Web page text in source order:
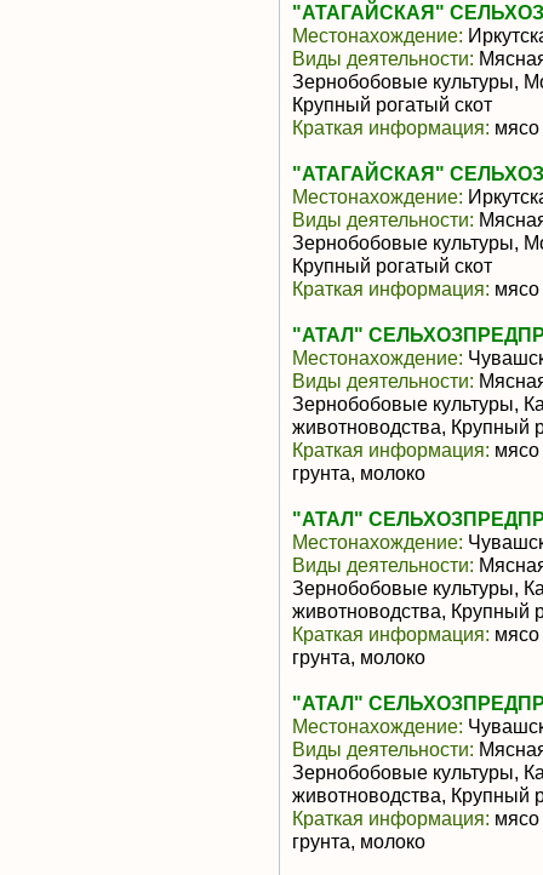
"АТАГАЙСКАЯ"
Местонахождение:
Виды деятельности:
Зернобобовые культуры,
Крупный рогатый скот
Краткая информация: мясо
"АТАГАЙСКАЯ"
Местонахождение:
Виды деятельности:
Зернобобовые культуры,
Крупный рогатый скот
Краткая информация: мясо
"АТАЛ"
Местонахождение:
Виды деятельности:
Зернобобовые культуры,
животноводства, Крупный
Краткая информация: мясо
грунта, молоко
"АТАЛ"
Местонахождение:
Виды деятельности:
Зернобобовые культуры,
животноводства, Крупный
Краткая информация: мясо
грунта, молоко
"АТАЛ"
Местонахождение:
Виды деятельности:
Зернобобовые культуры,
животноводства, Крупный
Краткая информация: мясо
грунта, молоко